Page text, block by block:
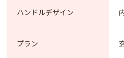
ハンドルデザイン
プラン